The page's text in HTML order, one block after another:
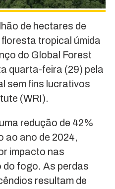
de hectares de
tropical úmida
do Global Forest
quarta-feira (29) pela
sem fins lucrativos
(WRI).
redução de 42%
ao ano de 2024,
impacto nas
do fogo. As perdas
resultam de